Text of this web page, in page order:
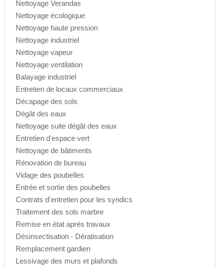
Nettoyage Verandas
Nettoyage écologique
Nettoyage haute pression
Nettoyage industriel
Nettoyage vapeur
Nettoyage ventilation
Balayage industriel
Entretien de locaux commerciaux
Décapage des sols
Dégât des eaux
Nettoyage suite dégât des eaux
Entretien d'espace vert
Nettoyage de bâtiments
Rénovation de bureau
Vidage des poubelles
Entrée et sortie des poubelles
Contrats d'entretien pour les syndics
Traitement des sols marbre
Remise en état aprés travaux
Désinsectisation - Dératisation
Remplacement gardien
Lessivage des murs et plafonds